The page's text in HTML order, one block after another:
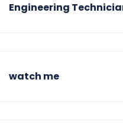
Engineering
watch me